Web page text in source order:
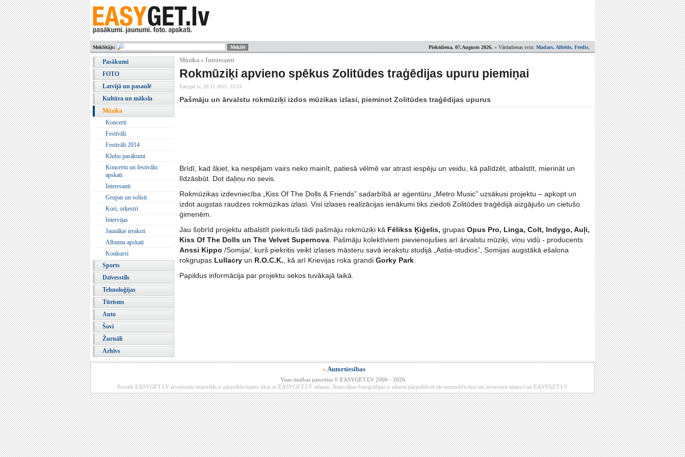
Piektdiena, 07.Augusts 2026. » Vārdadienas svin: Madars, Alfrēds, Fredis;
Meklētājs:
Pasākumi
FOTO
Latvijā un pasaulē
Kultūra un māksla
Mūzika
Koncerti
Festivāli
Festivāli 2014
Klubu pasākumi
Koncertu un festivālu
apskati
Interesanti
Grupas un solisti
Kori, orķestri
Intervijas
Jaunākie ieraksti
Albumu apskati
Konkursi
Sports
Dzīvesstils
Tehnoloģijas
Tūrisms
Auto
Šovi
Žurnāli
Arhīvs
Mūzika » Interesanti
Rokmūziķi apvieno spēkus Zolitūdes traģēdijas upuru piemiņai
Easyget.lv, 29.11.2013. 12:13
Pašmāju un ārvalstu rokmūziķi izdos mūzikas izlasi, pieminot Zolitūdes traģēdijas upurus
Brīdī, kad šķiet, ka nespējam vairs neko mainīt, patiesā vēlmē var atrast iespēju un veidu, kā palīdzēt, atbalstīt, mierināt un
līdzāsbūt. Dot daļiņu no sevis.
Rokmūzikas izdevniecība „Kiss Of The Dolls & Friends” sadarbībā ar aģentūru „Metro Music” uzsākusi projektu – apkopt un
izdot augstas raudzes rokmūzikas izlasi. Visi izlases realizācijas ienākumi tiks ziedoti Zolitūdes traģēdijā aizgājušo un cietušo
ģimenēm.
Jau šobrīd projektu atbalstīt piekrituši tādi pašmāju rokmūziķi kā Fēlikss Ķiģelis, grupas Opus Pro, Linga, Colt, Indygo, Auļi,
Kiss Of The Dolls un The Velvet Supernova . Pašmāju kolektīviem pievienojušies arī ārvalstu mūziķi, viņu vidū - producents
Anssi Kippo /Somija/, kurš piekritis veikt izlases māsteru savā ierakstu studijā „Astia-studios”, Somijas augstākā ešalona
rokgrupas Lullacry un R.O.C.K. , kā arī Krievijas roka grandi Gorky Park
Papildus informācija par projektu sekos tuvākajā laikā.
» Autortiesības
Visas tiesības paturētas © EASYGET.LV 2006 - 2026
Portālā EASYGET.LV izvietotais materiāls ir pārpublicējams tikai ar EASYGET.LV atļauju. Atsevišķas fotogrāfijas ir atļauts pārpublicēt tās nemodificējot un ievieotjot atsauci uz EASYGET.LV